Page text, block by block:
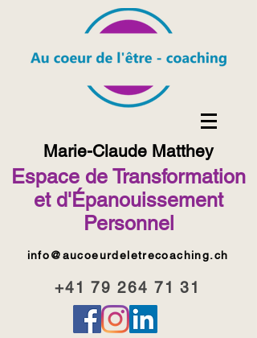
Marie-Claude Matthey
Espace de Transformation
et d'Épanouissement
Personnel
info@aucoeurdeletrecoaching.ch
+41 79 264 71 31